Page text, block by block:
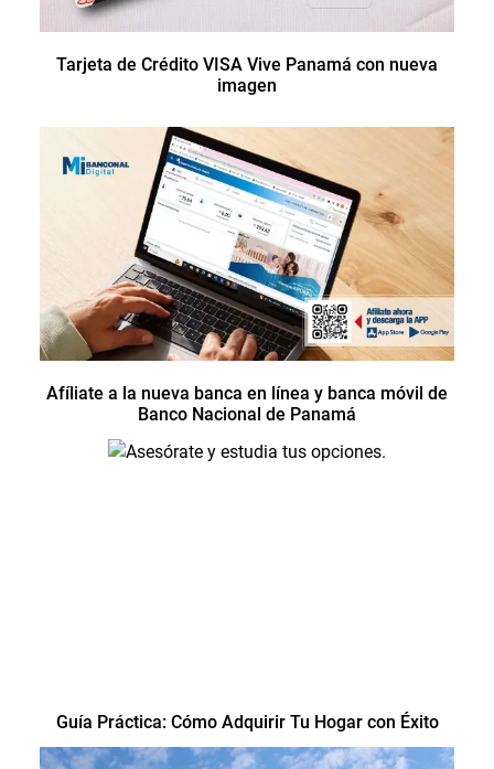
Tarjeta de Crédito VISA Vive Panamá con nueva
imagen
Afíliate a la nueva banca en línea y banca móvil de
Banco Nacional de Panamá
Guía Práctica: Cómo Adquirir Tu Hogar con Éxito